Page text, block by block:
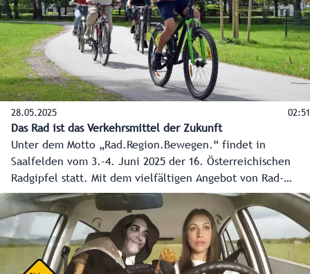
28.05.2025 02:51
Das Rad ist das Verkehrsmittel der Zukunft
Unter dem Motto „Rad.Region.Bewegen.“ findet in
Saalfelden vom 3.-4. Juni 2025 der 16. Österreichischen
Radgipfel statt. Mit dem vielfältigen Angebot von Rad-
Spitzensport über das Alltagsradfahren bis hin zu Freizeit
und Tourismus sind das Land Salzburg und ganz besonders
Saalfelden/Leogang die perfekten Locations für den
Radgipfel. Dieser und die zahlreichen Maßnahmen und
Investitionen des Landes sollen einen weiteren Boost für